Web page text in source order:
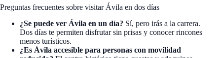
Preguntas frecuentes sobre visitar Ávila en dos días
¿Se puede ver Ávila en un día? Sí, pero irás a la carrera.
Dos días te permiten disfrutar sin prisas y conocer rincones
menos turísticos.
¿Es Ávila accesible para personas con movilidad